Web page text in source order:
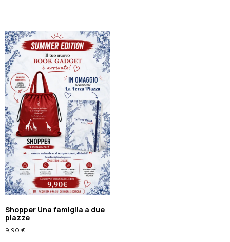
Shopper Una famiglia a due
piazze
9,90 €